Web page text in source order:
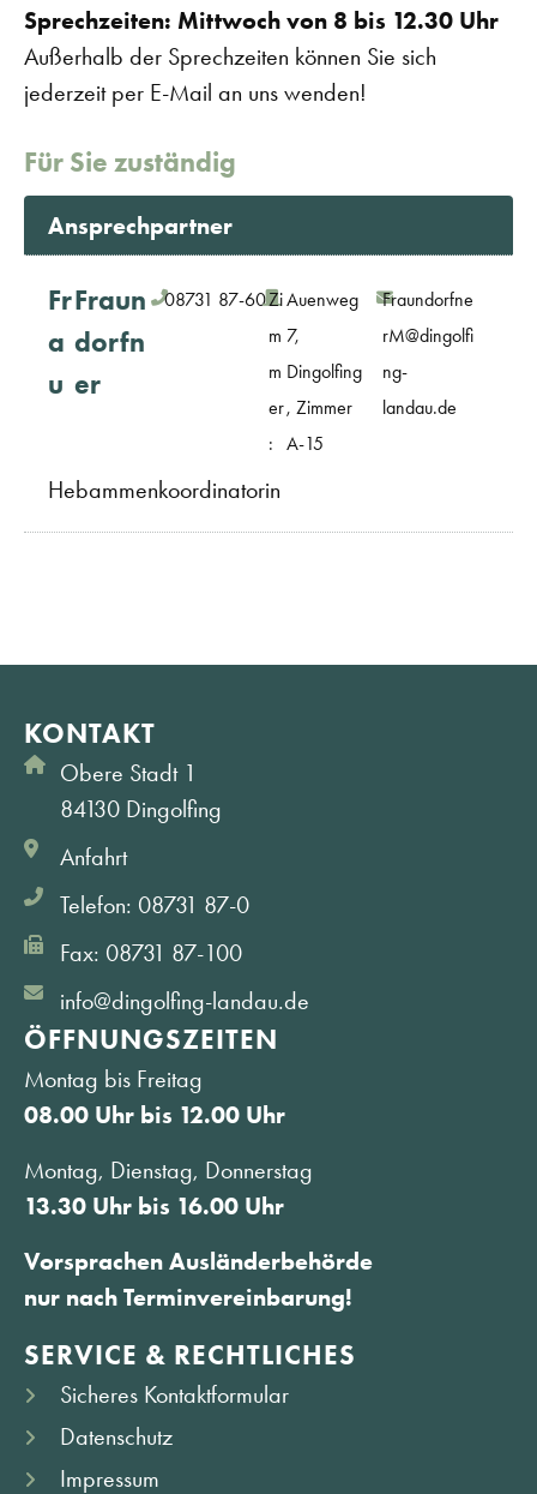
Sprechzeiten: Mittwoch von 8 bis 12.30 Uhr
Außerhalb der Sprechzeiten können Sie sich
jederzeit per E-Mail an uns wenden!
Für Sie zuständig
Ansprechpartner
Fr
a
u
Fraun
dorfn
er
08731 87-604Zi
m
m
er
:
Auenweg
7,
Dingolfing
, Zimmer
A-15
Fraundorfne
rM@dingolfi
ng-
landau.de
Hebammenkoordinatorin
KONTAKT
Obere Stadt 1
84130 Dingolfing
Anfahrt
Telefon: 08731 87-0
Fax: 08731 87-100
info@dingolfing-landau.de
ÖFFNUNGS­ZEITEN
Montag bis Freitag
08.00 Uhr bis 12.00 Uhr
Montag, Dienstag, Donnerstag
13.30 Uhr bis 16.00 Uhr
Vorsprachen Ausländerbehörde
nur nach Terminvereinbarung!
SERVICE & RECHTLICHES
Sicheres Kontaktformular
Datenschutz
Impressum